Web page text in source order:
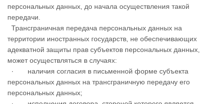
персональных данных, до начала осуществления такой
передачи.
Трансграничная передача персональных данных на
территории иностранных государств, не обеспечивающих
адекватной защиты прав субъектов персональных данных,
может осуществляться в случаях:
· наличия согласия в письменной форме субъекта
персональных данных на трансграничную передачу его
персональных данных;